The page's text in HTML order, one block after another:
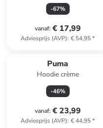
-67%
vanaf: € 17,99
Adviesprijs (AVP): € 54,95*
Puma
Hoodie crème
-46%
vanaf: € 23,99
Adviesprijs (AVP): € 44,95*